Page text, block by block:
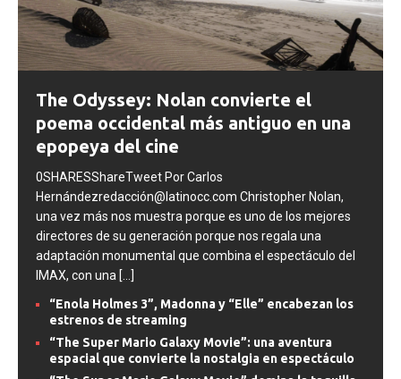
The Odyssey: Nolan convierte el
poema occidental más antiguo en una
epopeya del cine
0SHARESShareTweet Por Carlos
Hernándezredacción@latinocc.com Christopher Nolan,
una vez más nos muestra porque es uno de los mejores
directores de su generación porque nos regala una
adaptación monumental que combina el espectáculo del
[...]
“Enola Holmes 3”, Madonna y “Elle” encabezan los
estrenos de streaming
“The Super Mario Galaxy Movie”: una aventura
espacial que convierte la nostalgia en espectáculo